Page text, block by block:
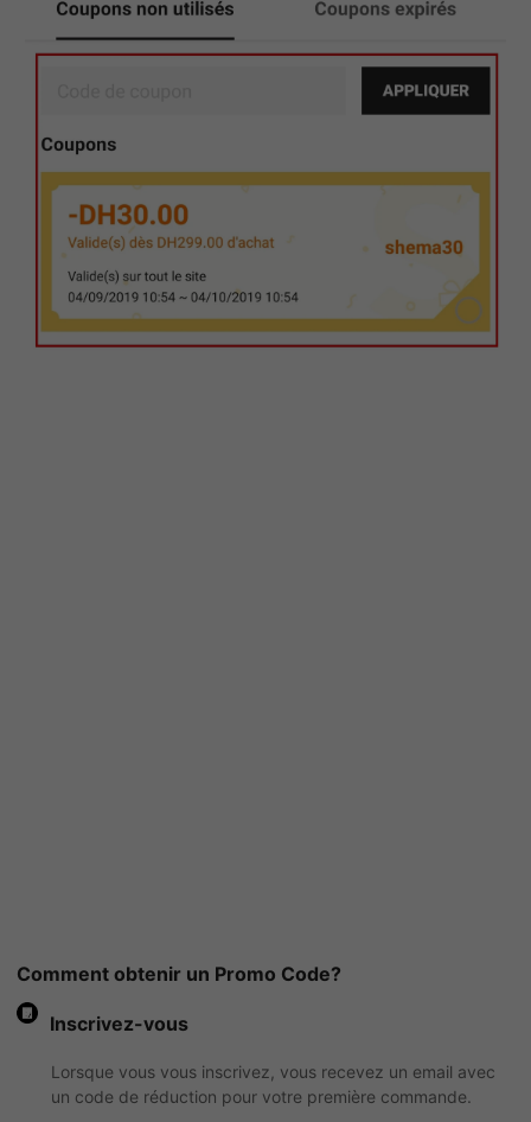
Comment obtenir un Promo Code?
Inscrivez-vous
Lorsque vous vous inscrivez, vous recevez un email avec
un code de réduction pour votre première commande.